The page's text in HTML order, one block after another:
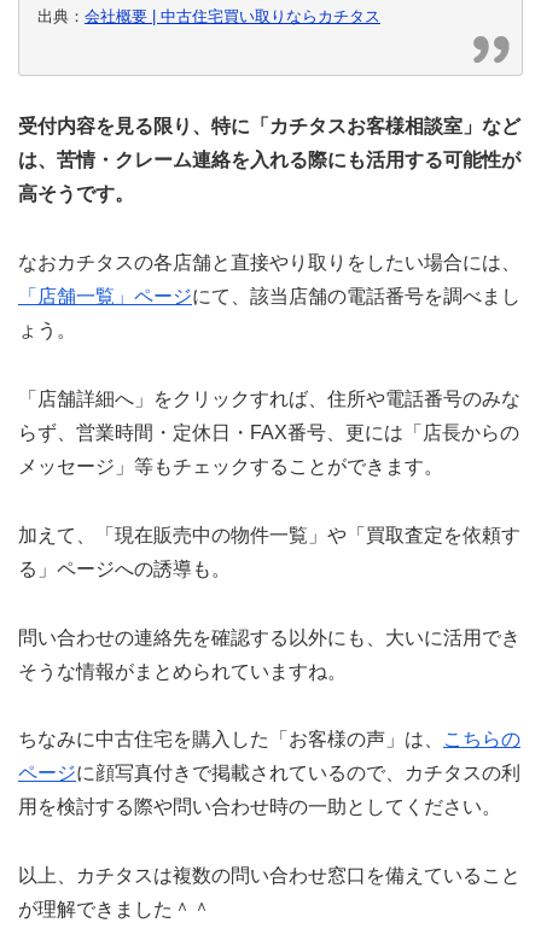
出典： 会社概要 | 中古住宅買い取りならカチタス
受付内容を見る限り、特に「カチタスお客様相談室」など
は、苦情・クレーム連絡を入れる際にも活用する可能性が
高そうです。
なおカチタスの各店舗と直接やり取りをしたい場合には、
「店舗一覧」ページにて、該当店舗の電話番号を調べまし
ょう。
「店舗詳細へ」をクリックすれば、住所や電話番号のみな
らず、営業時間・定休日・FAX番号、更には「店長からの
メッセージ」等もチェックすることができます。
加えて、「現在販売中の物件一覧」や「買取査定を依頼す
る」ページへの誘導も。
問い合わせの連絡先を確認する以外にも、大いに活用でき
そうな情報がまとめられていますね。
ちなみに中古住宅を購入した「お客様の声」は、
こちらの
ページに顔写真付きで掲載されているので、カチタスの利
用を検討する際や問い合わせ時の一助としてください。
以上、カチタスは複数の問い合わせ窓口を備えていること
が理解できました＾＾